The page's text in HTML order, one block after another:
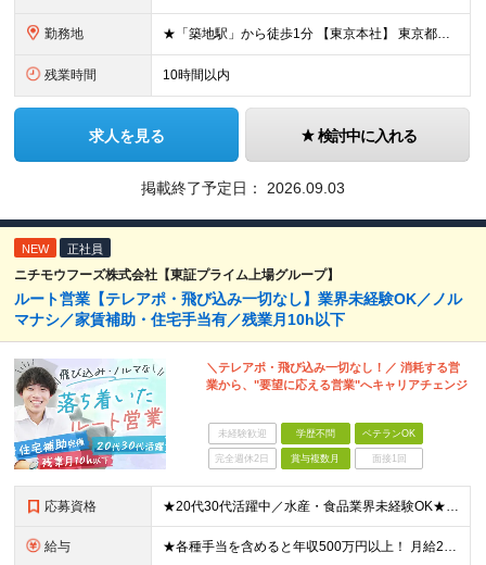
勤務地 ★「築地駅」から徒歩1分 【東京本社】 東京都中央区築地3-9-9 築地三丁目ビル8F (変更の範囲)上記を除く当社関連勤務地
残業時間 10時間以内
求人を見る 検討中に入れる
掲載終了予定日： 2026.09.03
NEW 正社員
ニチモウフーズ株式会社【東証プライム上場グループ】
ルート営業【テレアポ・飛び込み一切なし】業界未経験OK／ノル
マナシ／家賃補助・住宅手当有／残業月10h以下
＼テレアポ・飛び込み一切なし！／ 消耗する営
業から、"要望に応える営業"へキャリアチェンジ
未経験歓迎 学歴不問 ベテランOK
完全週休2日 賞与複数月 面接1回
応募資格 ★20代30代活躍中／水産・食品業界未経験OK★ ◇学歴不問 ◇第二新卒歓迎 【必須要件】 ■何かしらの営業経験をお持ちの方 └水産や食品の経験・知識がない方でもOK！ 業界知識は入社後に丁寧にご
給与 ★各種手当を含めると年収500万円以上！ 月給25万円～45万円＋住宅手当もしくは借り上げ社宅補助＋賞与年2回＋その他各種手当 ※試用期間3ヵ月あり。期間中の給与・待遇の差異はありません ※年齢・能